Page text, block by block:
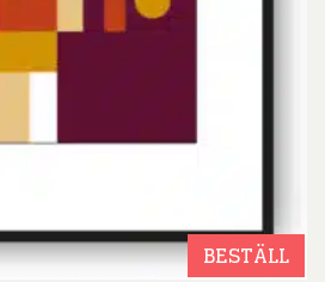
BESTÄLL